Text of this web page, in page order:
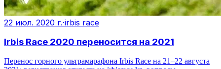
22 июл. 2020 г.·irbis race
Irbis Race 2020 переносится на 2021
Перенос горного ультрамарафона Irbis Race на 21–22 августа